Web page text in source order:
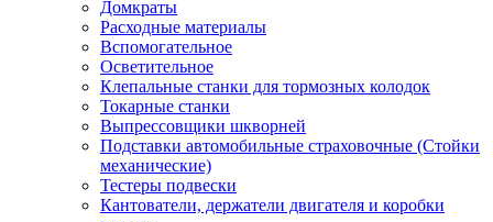
Домкраты
Расходные материалы
Вспомогательное
Осветительное
Клепальные станки для тормозных колодок
Токарные станки
Выпрессовщики шкворней
Подставки автомобильные страховочные (Стойки
механические)
Тестеры подвески
Кантователи, держатели двигателя и коробки